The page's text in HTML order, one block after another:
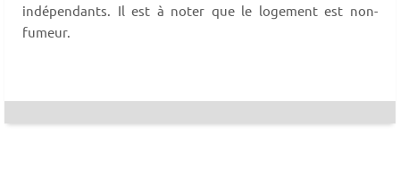
indépendants. Il est à noter que le logement est non-
fumeur.